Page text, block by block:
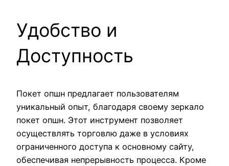
Удобство и
Доступность
Покет опшн предлагает пользователям
уникальный опыт, благодаря своему зеркало
покет опшн. Этот инструмент позволяет
осуществлять торговлю даже в условиях
ограниченного доступа к основному сайту,
обеспечивая непрерывность процесса. Кроме